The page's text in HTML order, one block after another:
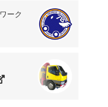
ーク